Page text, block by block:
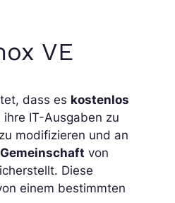
VE
dass es kostenlos
IT-Ausgaben zu
modifizieren und an
von
Diese
einem bestimmten